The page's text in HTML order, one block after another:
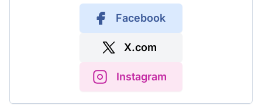
Facebook
X.com
Instagram